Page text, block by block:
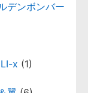
デンボンバー
x (1)